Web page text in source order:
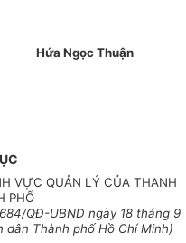
Hứa Ngọc Thuận
VỰC QUẢN LÝ CỦA THANH
PHỐ
/QĐ-UBND ngày 18 tháng 9
dân Thành phố Hồ Chí Minh)